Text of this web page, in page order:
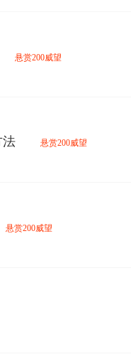
悬赏200威望
悬赏200威望
悬赏200威望